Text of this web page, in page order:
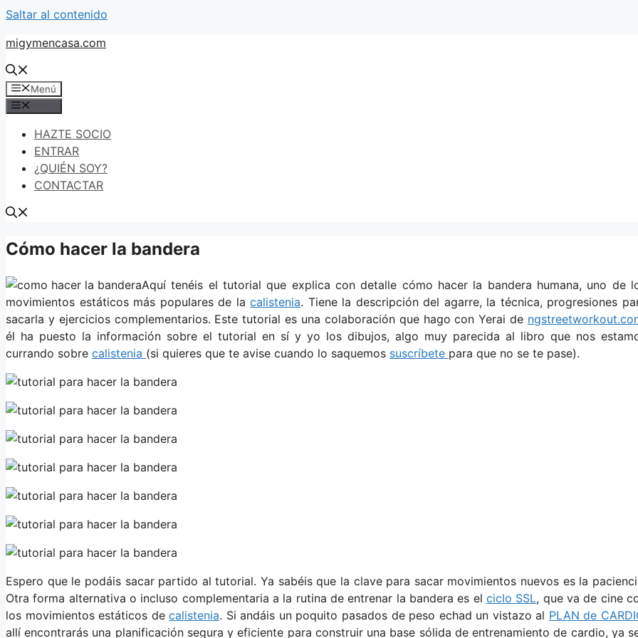
Saltar al contenido
migymencasa.com
Menú
HAZTE SOCIO
ENTRAR
¿QUIÉN SOY?
CONTACTAR
Cómo hacer la bandera
Aquí tenéis el tutorial que explica con detalle cómo hacer la bandera humana, uno de
movimientos estáticos más populares de lacalistenia. Tiene la descripción del agarre, la técnica, progresiones
sacarla y ejercicios complementarios. Este tutorial es una colaboración que hago con Yerai de
él ha puesto la información sobre el tutorial en sí y yo los dibujos, algo muy parecida al libro que nos
currando sobre calistenia (si quieres que te avise cuando lo saquemos suscríbete para que no se te pase).
Espero que le podáis sacar partido al tutorial. Ya sabéis que la clave para sacar movimientos nuevos es la
Otra forma alternativa o incluso complementaria a la rutina de entrenar la bandera es el ciclo SSL, que va de cine
los movimientos estáticos decalistenia. Si andáis un poquito pasados de peso echad un vistazo al PLAN de
allí encontrarás una planificación segura y eficiente para construir una base sólida de entrenamiento de cardio, ya